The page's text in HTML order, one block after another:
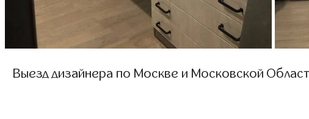
Выезд дизайнера по Москве и Московской